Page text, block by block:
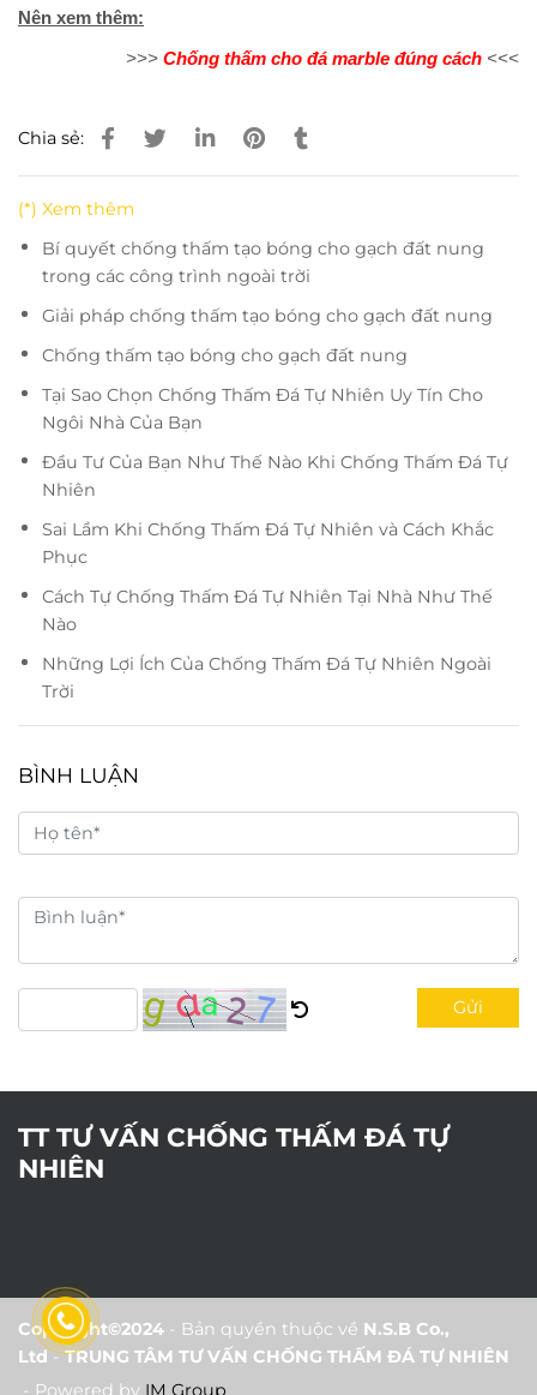
Nên xem thêm:
>>> Chống thấm cho đá marble đúng cách <<<
Chia sẻ:
(*) Xem thêm
Bí quyết chống thấm tạo bóng cho gạch đất nung
trong các công trình ngoài trời
Giải pháp chống thấm tạo bóng cho gạch đất nung
Chống thấm tạo bóng cho gạch đất nung
Tại Sao Chọn Chống Thấm Đá Tự Nhiên Uy Tín Cho
Ngôi Nhà Của Bạn
Đầu Tư Của Bạn Như Thế Nào Khi Chống Thấm Đá Tự
Nhiên
Sai Lầm Khi Chống Thấm Đá Tự Nhiên và Cách Khắc
Phục
Cách Tự Chống Thấm Đá Tự Nhiên Tại Nhà Như Thế
Nào
Những Lợi Ích Của Chống Thấm Đá Tự Nhiên Ngoài
Trời
BÌNH LUẬN
Gửi
TT TƯ VẤN CHỐNG THẤM ĐÁ TỰ
NHIÊN
Copyright©2024 - Bản quyền thuộc về N.S.B Co.,
Ltd-TRUNG TÂM TƯ VẤN CHỐNG THẤM ĐÁ TỰ NHIÊN
- Powered by IM Group